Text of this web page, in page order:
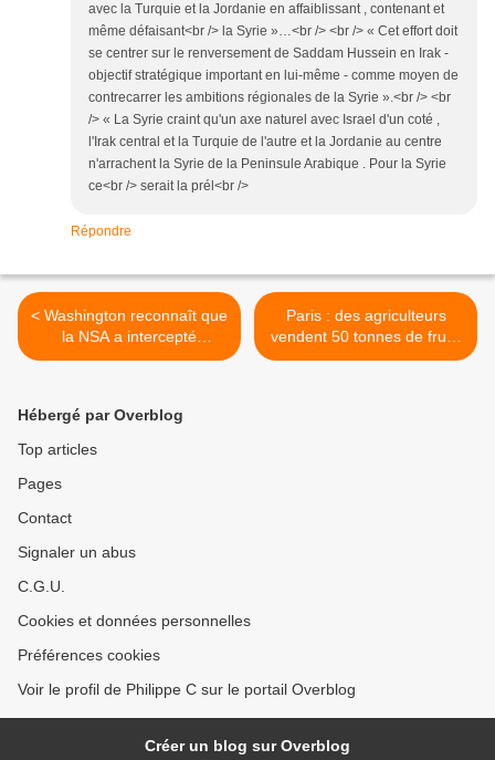
avec la Turquie et la Jordanie en affaiblissant , contenant et
même défaisant<br /> la Syrie »…<br /> <br /> « Cet effort doit
se centrer sur le renversement de Saddam Hussein en Irak -
objectif stratégique important en lui-même - comme moyen de
contrecarrer les ambitions régionales de la Syrie ».<br /> <br
/> « La Syrie craint qu'un axe naturel avec Israel d'un coté ,
l'Irak central et la Turquie de l'autre et la Jordanie au centre
n'arrachent la Syrie de la Peninsule Arabique . Pour la Syrie
ce<br /> serait la prél<br />
Répondre
< Washington reconnaît que
la NSA a intercepté
illégalement des courriels
Paris : des agriculteurs
vendent 50 tonnes de fruits
et légumes au «juste prix»
Hébergé par Overblog
Top articles
Pages
Contact
Signaler un abus
C.G.U.
Cookies et données personnelles
Préférences cookies
Voir le profil de Philippe C sur le portail Overblog
Créer un blog sur Overblog